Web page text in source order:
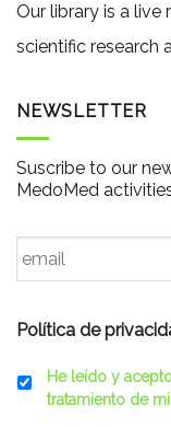
Our library is a
scientific research
NEWSLETTER
Suscribe to our
MedoMed
Email *
Política de
He leído y
tratamiento de